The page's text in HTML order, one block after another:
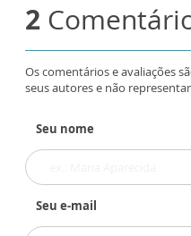
2
Os comentários e avaliações
seus autores e não
Seu nome
Seu e-mail